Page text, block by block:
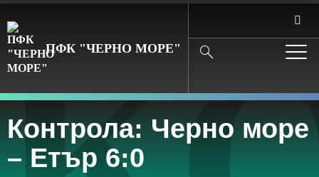
ПФК "ЧЕРНО МОРЕ" Search
Контрола: Черно море
– Етър 6:0